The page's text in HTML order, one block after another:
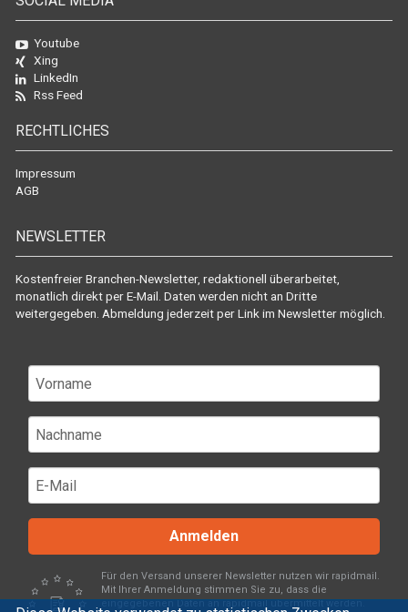
Youtube
Xing
LinkedIn
Rss Feed
RECHTLICHES
Impressum
AGB
NEWSLETTER
Kostenfreier Branchen-Newsletter, redaktionell überarbeitet,
monatlich direkt per E-Mail. Daten werden nicht an Dritte
weitergegeben. Abmeldung jederzeit per Link im Newsletter möglich.
Anmelden
Für den Versand unserer Newsletter nutzen wir rapidmail.
Mit Ihrer Anmeldung stimmen Sie zu, dass die
eingegebenen Daten an rapidmail übermittelt werden.